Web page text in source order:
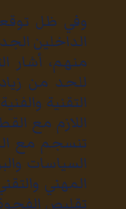
وفي ظل
منهم، أشار
للحد من
التقنية
اللازم مع
تنسجم مع
السياسات
المهني
تقليص